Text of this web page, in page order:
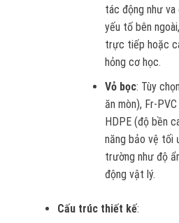
tác động như
yếu tố bên
trực tiếp hoặc
hỏng cơ học.
Vỏ bọc: Tùy
ăn mòn), Fr-
HDPE (độ bền
năng bảo vệ tối
trường như độ
động vật lý.
Cấu trúc thiết kế: